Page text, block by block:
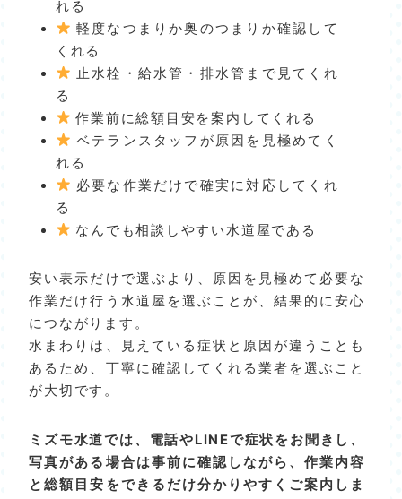
れる
軽度なつまりか奥のつまりか確認して
くれる
止水栓・給水管・排水管まで見てくれ
る
作業前に総額目安を案内してくれる
ベテランスタッフが原因を見極めてく
れる
必要な作業だけで確実に対応してくれ
る
なんでも相談しやすい水道屋である
安い表示だけで選ぶより、原因を見極めて必要な
作業だけ行う水道屋を選ぶことが、結果的に安心
につながります。
水まわりは、見えている症状と原因が違うことも
あるため、丁寧に確認してくれる業者を選ぶこと
が大切です。
ミズモ水道では、電話やLINEで症状をお聞きし、
写真がある場合は事前に確認しながら、作業内容
と総額目安をできるだけ分かりやすくご案内しま